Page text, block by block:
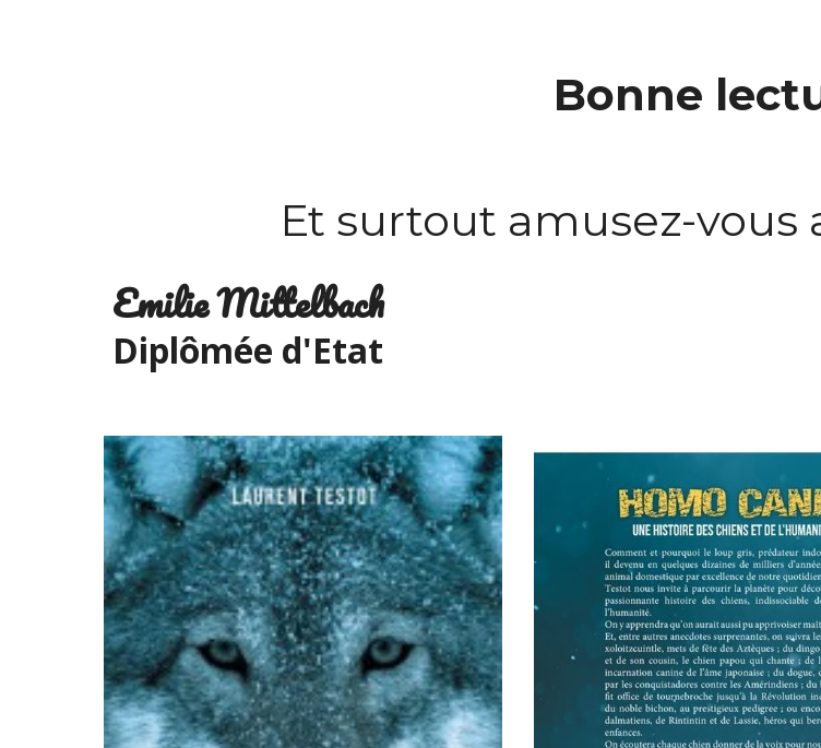
Bonne
Et surtout amusez-vous
Emilie Mittelbach
Diplômée d'Etat